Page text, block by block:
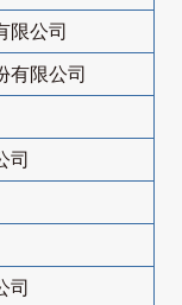
限公司
有限公司
司
司